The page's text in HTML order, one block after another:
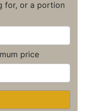
for, or a portion
price